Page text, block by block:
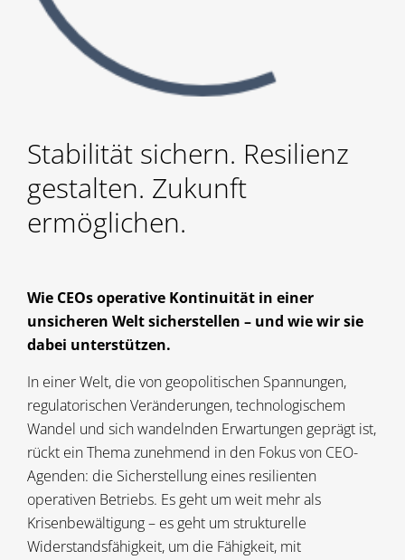
Stabilität sichern. Resilienz
gestalten. Zukunft
ermöglichen.
Wie CEOs operative Kontinuität in einer
unsicheren Welt sicherstellen – und wie wir sie
dabei unterstützen.
In einer Welt, die von geopolitischen Spannungen,
regulatorischen Veränderungen, technologischem
Wandel und sich wandelnden Erwartungen geprägt ist,
rückt ein Thema zunehmend in den Fokus von CEO-
Agenden: die Sicherstellung eines resilienten
operativen Betriebs. Es geht um weit mehr als
Krisenbewältigung – es geht um strukturelle
Widerstandsfähigkeit, um die Fähigkeit, mit